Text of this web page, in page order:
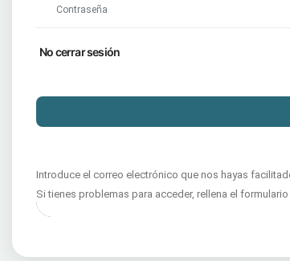
No cerrar sesión
Introduce el correo electrónico que nos hayas
Si tienes problemas para acceder, rellena el